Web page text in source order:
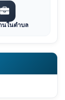
นในตำบล